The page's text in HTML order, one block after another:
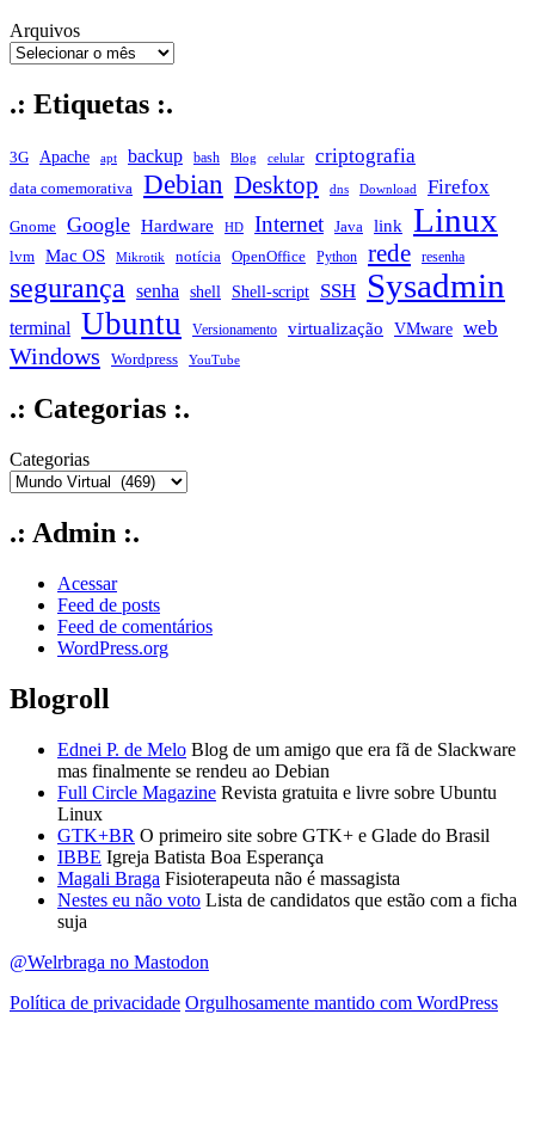
Arquivos
.: Etiquetas :.
3G Apache apt backup bash Blog celular criptografia
data comemorativa Debian Desktop dns Download Firefox
Gnome Google Hardware HD Internet Java link Linux
lvm Mac OS Mikrotik notícia OpenOffice Python rede resenha
segurança senha shell Shell-script SSH Sysadmin
terminal Ubuntu Versionamento virtualização VMware web
Windows Wordpress YouTube
.: Categorias :.
Categorias
.: Admin :.
Acessar
Feed de posts
Feed de comentários
WordPress.org
Blogroll
Ednei P. de Melo Blog de um amigo que era fã de Slackware
mas finalmente se rendeu ao Debian
Full Circle Magazine Revista gratuita e livre sobre Ubuntu
Linux
GTK+BR O primeiro site sobre GTK+ e Glade do Brasil
IBBE Igreja Batista Boa Esperança
Magali Braga Fisioterapeuta não é massagista
Nestes eu não voto Lista de candidatos que estão com a ficha
suja
@Welrbraga no Mastodon
Política de privacidade Orgulhosamente mantido com WordPress